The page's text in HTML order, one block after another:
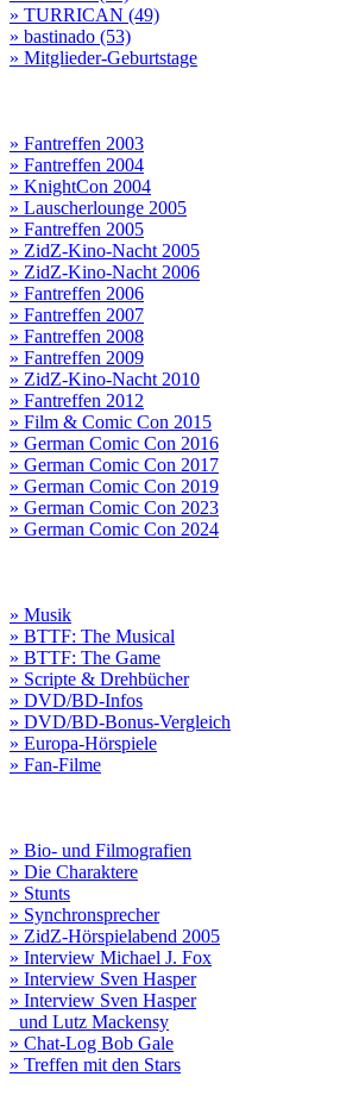
» TURRICAN (49)
» bastinado (53)
» Mitglieder-Geburtstage
» Fantreffen 2003
» Fantreffen 2004
» KnightCon 2004
» Lauscherlounge 2005
» Fantreffen 2005
» ZidZ-Kino-Nacht 2005
» ZidZ-Kino-Nacht 2006
» Fantreffen 2006
» Fantreffen 2007
» Fantreffen 2008
» Fantreffen 2009
» ZidZ-Kino-Nacht 2010
» Fantreffen 2012
» Film & Comic Con 2015
» German Comic Con 2016
» German Comic Con 2017
» German Comic Con 2019
» German Comic Con 2023
» German Comic Con 2024
» Musik
» BTTF: The Musical
» BTTF: The Game
» Scripte & Drehbücher
» DVD/BD-Infos
» DVD/BD-Bonus-Vergleich
» Europa-Hörspiele
» Fan-Filme
» Bio- und Filmografien
» Die Charaktere
» Stunts
» Synchronsprecher
» ZidZ-Hörspielabend 2005
» Interview Michael J. Fox
» Interview Sven Hasper
» Interview Sven Hasper
und Lutz Mackensy
» Chat-Log Bob Gale
» Treffen mit den Stars